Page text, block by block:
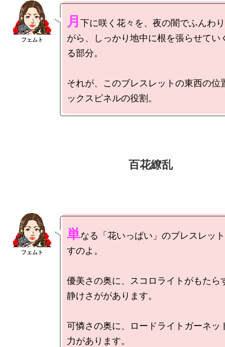
月 下に咲く花々を、夜の闇でふんわ
がら、しっかり地中に根を張らせてい
る部分。
それが、このブレスレットの東西の位
単なる「花いっぱい」のブレスレッ
すのよ。
優美さの奥に、スコロライトがもたら
静けさががあります。
可憐さの奥に、ロードライトガーネッ
力があります。